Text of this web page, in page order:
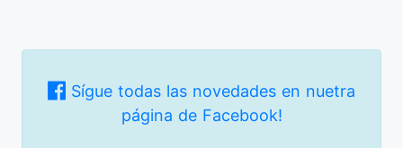
Sígue todas las novedades en nuetra
página de Facebook!